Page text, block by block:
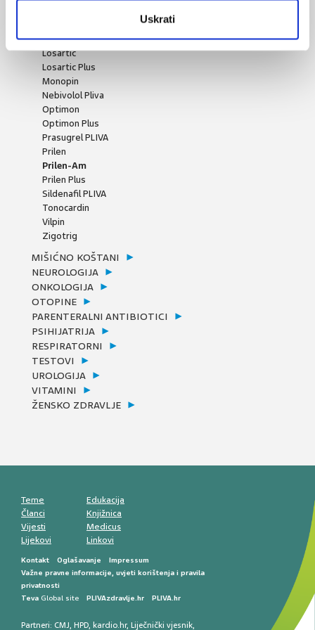
Uskrati
Kordobis
Losartic
Losartic Plus
Monopin
Nebivolol Pliva
Optimon
Optimon Plus
Prasugrel PLIVA
Prilen
Prilen-Am
Prilen Plus
Sildenafil PLIVA
Tonocardin
Vilpin
Zigotrig
MIŠIĆNO KOŠTANI
NEUROLOGIJA
ONKOLOGIJA
OTOPINE
PARENTERALNI ANTIBIOTICI
PSIHIJATRIJA
RESPIRATORNI
TESTOVI
UROLOGIJA
VITAMINI
ŽENSKO ZDRAVLJE
Teme
Članci
Vijesti
Lijekovi
Edukacija
Knjižnica
Medicus
Linkovi
Kontakt Oglašavanje
Impressum
Važne pravne informacije, uvjeti korištenja i pravila
privatnosti
Teva Global site PLIVAzdravlje.hr PLIVA.hr
Partneri: CMJ, HPD, kardio.hr, Liječnički vjesnik,